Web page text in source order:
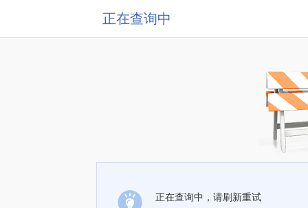
正在查询中
正在查询中，请刷新重试